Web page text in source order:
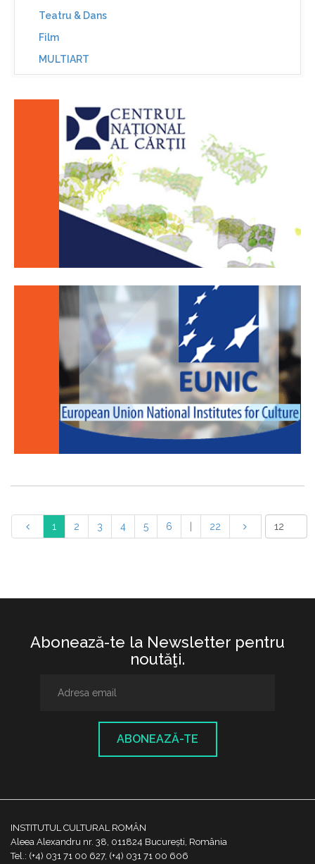
Teatru & Dans
Film
MULTIART
1 2 3 4 5 6 22
Abonează-te la Newsletter pentru
noutăţi.
ABONEAZĂ-TE
INSTITUTUL CULTURAL ROMÂN
Aleea Alexandru nr. 38, 011824 București, România
Tel.: (+4) 031 71 00 627, (+4) 031 71 00 606